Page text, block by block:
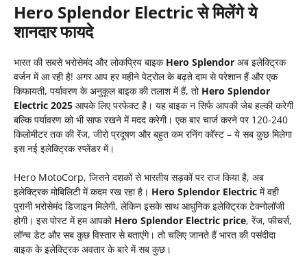
Hero Splendor Electric से मिलेंगे ये
शानदार फायदे
भारत की सबसे भरोसेमंद और लोकप्रिय बाइक Hero Splendor अब इलेक्ट्रिक
वर्जन में आ रही है! अगर आप हर महीने पेट्रोल के बढ़ते दाम से परेशान हैं और एक
किफायती, पर्यावरण के अनुकूल बाइक की तलाश में हैं, तो Hero Splendor
Electric 2025 आपके लिए परफेक्ट है। यह बाइक न सिर्फ आपकी जेब हल्की करेगी
बल्कि पर्यावरण को भी साफ रखने में मदद करेगी। एक बार चार्ज करने पर 120-240
किलोमीटर तक की रेंज, जीरो प्रदूषण और बहुत कम रनिंग कॉस्ट – ये सब कुछ मिलेगा
इस नई इलेक्ट्रिक स्प्लेंडर में।
Hero MotoCorp, जिसने दशकों से भारतीय सड़कों पर राज किया है, अब
इलेक्ट्रिक मोबिलिटी में कदम रख रहा है। Hero Splendor Electric में वही
पुरानी भरोसेमंद डिजाइन मिलेगी, लेकिन इसके साथ आधुनिक इलेक्ट्रिक टेक्नोलॉजी
होगी। इस पोस्ट में हम आपको Hero Splendor Electric price, रेंज, फीचर्स,
लॉन्च डेट और सब कुछ विस्तार से बताएंगे। तो चलिए जानते हैं भारत की पसंदीदा
बाइक के इलेक्ट्रिक अवतार के बारे में सब कुछ।